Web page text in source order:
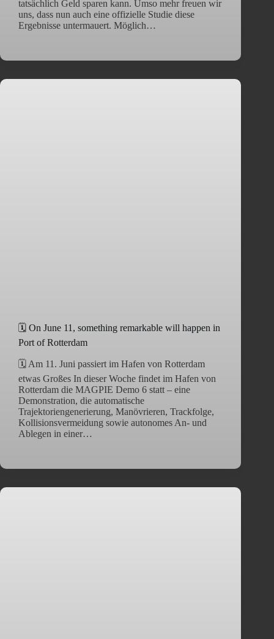
tatsächlich Geld sparen kann. Umso mehr freuen wir
uns, dass nun auch eine offizielle Studie diese
Ergebnisse untermauert. Möglich…
🗓️ On June 11, something remarkable will happen in
Port of Rotterdam
🗓️ Am 11. Juni passiert im Hafen von Rotterdam
etwas Großes In dieser Woche findet im Hafen von
Rotterdam die MAGPIE Demo 6 statt – eine
Demonstration, die automatische
Trajektoriengenerierung, Manövrieren, Trackfolge,
Kollisionsvermeidung sowie autonomes An- und
Ablegen in einer…